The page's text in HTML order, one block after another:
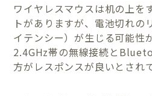
ワイヤレスマウスは机の上を
トがありますが、電池切れの
イテンシー）が生じる可能性
2.4GHz帯の無線接続と
方がレスポンスが良いとされ